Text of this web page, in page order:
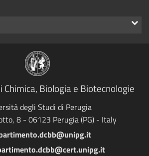
Biologia e Biotecnologie
degli Studi di Perugia
8 - 06123 Perugia (PG) - Italy